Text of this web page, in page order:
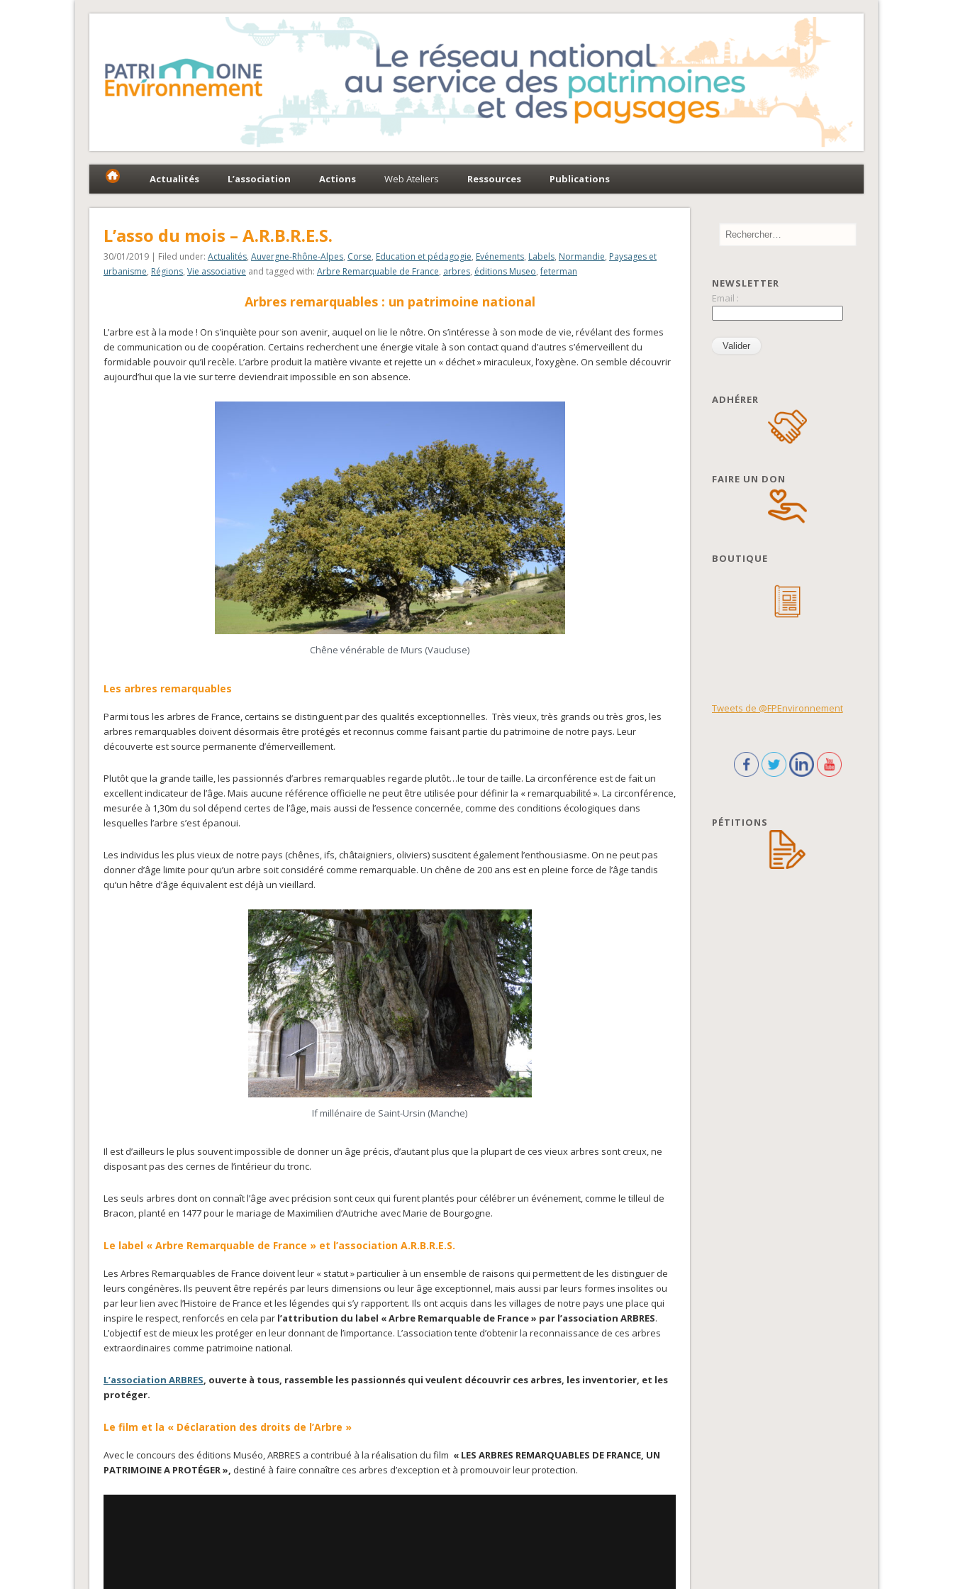
Fédération Patrimoine-Environnement
Actualités L’association Actions Web Ateliers Ressources Publications
L’asso du mois – A.R.B.R.E.S.
30/01/2019 | Filed under: Actualités, Auvergne-Rhône-Alpes, Corse, Education et pédagogie, Evénements, Labels, Normandie, Paysages et
urbanisme, Régions, Vie associative and tagged with: Arbre Remarquable de France, arbres, éditions Museo,feterman
Arbres remarquables : un patrimoine national
L’arbre est à la mode ! On s’inquiète pour son avenir, auquel on lie le nôtre. On s’intéresse à son mode de vie, révélant des formes
de communication ou de coopération. Certains recherchent une énergie vitale à son contact quand d’autres s’émerveillent du
formidable pouvoir qu’il recèle. L’arbre produit la matière vivante et rejette un « déchet » miraculeux, l’oxygène. On semble découvrir
aujourd’hui que la vie sur terre deviendrait impossible en son absence.
Chêne vénérable de Murs (Vaucluse)
Les arbres remarquables
Parmi tous les arbres de France, certains se distinguent par des qualités exceptionnelles. Très vieux, très grands ou très gros, les
arbres remarquables doivent désormais être protégés et reconnus comme faisant partie du patrimoine de notre pays. Leur
découverte est source permanente d’émerveillement.
Plutôt que la grande taille, les passionnés d’arbres remarquables regarde plutôt…le tour de taille. La circonférence est de fait un
excellent indicateur de l’âge. Mais aucune référence officielle ne peut être utilisée pour définir la « remarquabilité ». La circonférence,
mesurée à 1,30m du sol dépend certes de l’âge, mais aussi de l’essence concernée, comme des conditions écologiques dans
lesquelles l’arbre s’est épanoui.
Les individus les plus vieux de notre pays (chênes, ifs, châtaigniers, oliviers) suscitent également l’enthousiasme. On ne peut pas
donner d’âge limite pour qu’un arbre soit considéré comme remarquable. Un chêne de 200 ans est en pleine force de l’âge tandis
qu’un hêtre d’âge équivalent est déjà un vieillard.
If millénaire de Saint-Ursin (Manche)
Il est d’ailleurs le plus souvent impossible de donner un âge précis, d’autant plus que la plupart de ces vieux arbres sont creux, ne
disposant pas des cernes de l’intérieur du tronc.
Les seuls arbres dont on connaît l’âge avec précision sont ceux qui furent plantés pour célébrer un événement, comme le tilleul de
Bracon, planté en 1477 pour le mariage de Maximilien d’Autriche avec Marie de Bourgogne.
Le label « Arbre Remarquable de France » et l’association A.R.B.R.E.S.
Les Arbres Remarquables de France doivent leur « statut » particulier à un ensemble de raisons qui permettent de les distinguer de
leurs congénères. Ils peuvent être repérés par leurs dimensions ou leur âge exceptionnel, mais aussi par leurs formes insolites ou
par leur lien avec l’Histoire de France et les légendes qui s’y rapportent. Ils ont acquis dans les villages de notre pays une place qui
inspire le respect, renforcés en cela par l’attribution du label « Arbre Remarquable de France » par l’association ARBRES.
L’objectif est de mieux les protéger en leur donnant de l’importance. L’association tente d’obtenir la reconnaissance de ces arbres
extraordinaires comme patrimoine national.
L’association ARBRES, ouverte à tous, rassemble les passionnés qui veulent découvrir ces arbres, les inventorier, et les
protéger.
Le film et la « Déclaration des droits de l’Arbre »
Avec le concours des éditions Muséo, ARBRES a contribué à la réalisation du film « LES ARBRES REMARQUABLES DE FRANCE, UN
PATRIMOINE A PROTÉGER », destiné à faire connaître ces arbres d’exception et à promouvoir leur protection.
NEWSLETTER
Email :
ADHÉRER
FAIRE UN DON
BOUTIQUE
Tweets de @FPEnvironnement
PÉTITIONS